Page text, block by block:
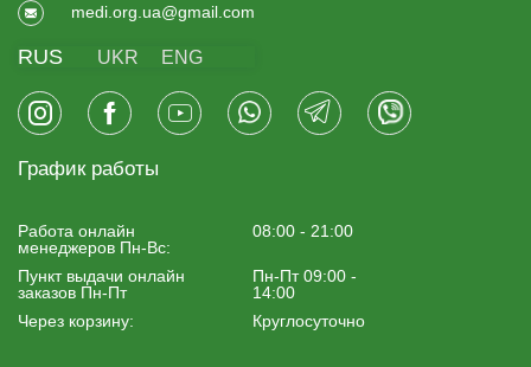
medi.org.ua@gmail.com
RUS UKR ENG
График работы
Работа онлайн
менеджеров Пн-Вс:
08:00 - 21:00
Пункт выдачи онлайн
заказов Пн-Пт
Пн-Пт 09:00 -
14:00
Через корзину:
Круглосуточно